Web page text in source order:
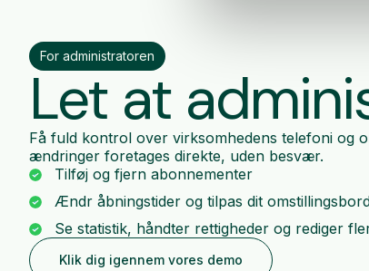
For administratoren
Let at
Få fuld kontrol over virksomhedens telefoni og
ændringer foretages direkte, uden besvær.
Tilføj og fjern abonnementer
Ændr åbningstider og tilpas dit
Se statistik, håndter rettigheder og rediger
Klik dig igennem vores demo